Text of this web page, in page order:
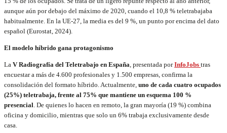
aunque aún por debajo del máximo de 2020, cuando el 10,8 % teletrabajaba
habitualmente. En la UE-27, la media es del 9 %, un punto por encima del dato
español (Eurostat, 2024).
El modelo híbrido gana protagonismo
La V Radiografía del Teletrabajo en España, presentada porInfoJobs tras
encuestar a más de 4.600 profesionales y 1.500 empresas, confirma la
consolidación del formato híbrido. Actualmente, uno de cada cuatro ocupados
(25%) teletrabaja, frente al 75% que mantiene un esquema 100 %
presencial. De quienes lo hacen en remoto, la gran mayoría (19 %) combina
oficina y domicilio, mientras que solo un 6% trabaja exclusivamente desde
casa.